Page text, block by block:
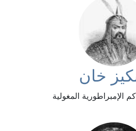
خان
المغولية